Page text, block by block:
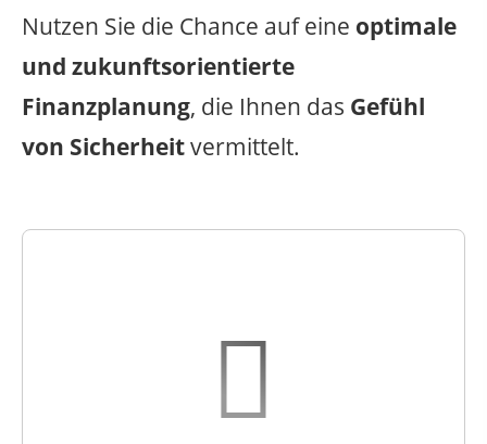
Nutzen Sie die Chance auf eine optimale
und zukunftsorientierte
Finanzplanung, die Ihnen das Gefühl
von Sicherheitvermittelt.